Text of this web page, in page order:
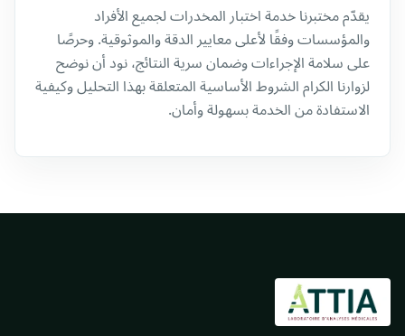
يقدّم مختبرنا خدمة اختبار المخدرات لجميع الأفراد
والمؤسسات وفقًا لأعلى معايير الدقة والموثوقية. وحرصًا
على سلامة الإجراءات وضمان سرية النتائج، نود أن نوضح
لزوارنا الكرام الشروط الأساسية المتعلقة بهذا التحليل وكيفية
الاستفادة من الخدمة بسهولة وأمان.